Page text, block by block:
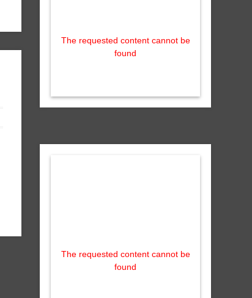
The requested content cannot be
found
The requested content cannot be
found